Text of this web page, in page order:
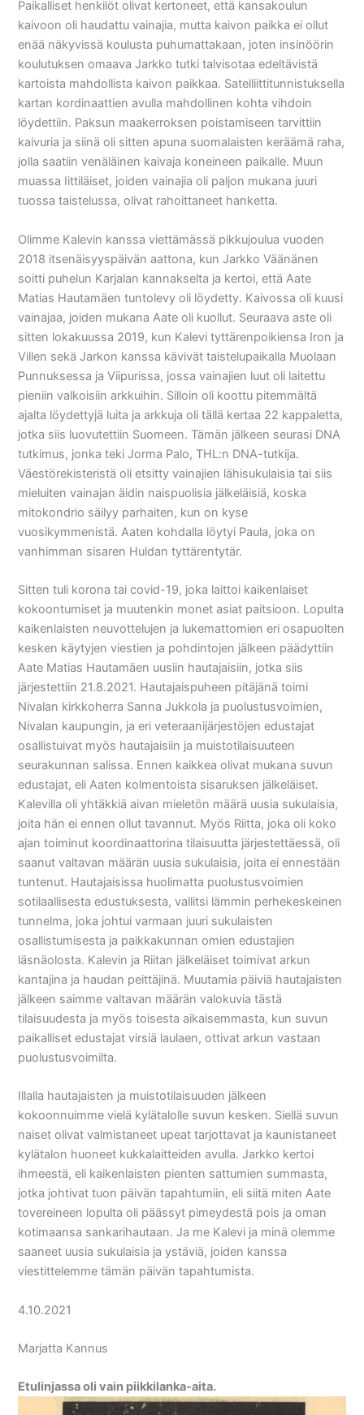
Paikalliset henkilöt olivat kertoneet, että kansakoulun
kaivoon oli haudattu vainajia, mutta kaivon paikka ei ollut
enää näkyvissä koulusta puhumattakaan, joten insinöörin
koulutuksen omaava Jarkko tutki talvisotaa edeltävistä
kartoista mahdollista kaivon paikkaa. Satelliittitunnistuksella
kartan kordinaattien avulla mahdollinen kohta vihdoin
löydettiin. Paksun maakerroksen poistamiseen tarvittiin
kaivuria ja siinä oli sitten apuna suomalaisten keräämä raha,
jolla saatiin venäläinen kaivaja koneineen paikalle. Muun
muassa Iittiläiset, joiden vainajia oli paljon mukana juuri
tuossa taistelussa, olivat rahoittaneet hanketta.
Olimme Kalevin kanssa viettämässä pikkujoulua vuoden
2018 itsenäisyyspäivän aattona, kun Jarkko Väänänen
soitti puhelun Karjalan kannakselta ja kertoi, että Aate
Matias Hautamäen tuntolevy oli löydetty. Kaivossa oli kuusi
vainajaa, joiden mukana Aate oli kuollut. Seuraava aste oli
sitten lokakuussa 2019, kun Kalevi tyttärenpoikiensa Iron ja
Villen sekä Jarkon kanssa kävivät taistelupaikalla Muolaan
Punnuksessa ja Viipurissa, jossa vainajien luut oli laitettu
pieniin valkoisiin arkkuihin. Silloin oli koottu pitemmältä
ajalta löydettyjä luita ja arkkuja oli tällä kertaa 22 kappaletta,
jotka siis luovutettiin Suomeen. Tämän jälkeen seurasi DNA
tutkimus, jonka teki Jorma Palo, THL:n DNA-tutkija.
Väestörekisteristä oli etsitty vainajien lähisukulaisia tai siis
mieluiten vainajan äidin naispuolisia jälkeläisiä, koska
mitokondrio säilyy parhaiten, kun on kyse
vuosikymmenistä. Aaten kohdalla löytyi Paula, joka on
vanhimman sisaren Huldan tyttärentytär.
Sitten tuli korona tai covid-19, joka laittoi kaikenlaiset
kokoontumiset ja muutenkin monet asiat paitsioon. Lopulta
kaikenlaisten neuvottelujen ja lukemattomien eri osapuolten
kesken käytyjen viestien ja pohdintojen jälkeen päädyttiin
Aate Matias Hautamäen uusiin hautajaisiin, jotka siis
järjestettiin 21.8.2021. Hautajaispuheen pitäjänä toimi
Nivalan kirkkoherra Sanna Jukkola ja puolustusvoimien,
Nivalan kaupungin, ja eri veteraanijärjestöjen edustajat
osallistuivat myös hautajaisiin ja muistotilaisuuteen
seurakunnan salissa. Ennen kaikkea olivat mukana suvun
edustajat, eli Aaten kolmentoista sisaruksen jälkeläiset.
Kalevilla oli yhtäkkiä aivan mieletön määrä uusia sukulaisia,
joita hän ei ennen ollut tavannut. Myös Riitta, joka oli koko
ajan toiminut koordinaattorina tilaisuutta järjestettäessä, oli
saanut valtavan määrän uusia sukulaisia, joita ei ennestään
tuntenut. Hautajaisissa huolimatta puolustusvoimien
sotilaallisesta edustuksesta, vallitsi lämmin perhekeskeinen
tunnelma, joka johtui varmaan juuri sukulaisten
osallistumisesta ja paikkakunnan omien edustajien
läsnäolosta. Kalevin ja Riitan jälkeläiset toimivat arkun
kantajina ja haudan peittäjinä. Muutamia päiviä hautajaisten
jälkeen saimme valtavan määrän valokuvia tästä
tilaisuudesta ja myös toisesta aikaisemmasta, kun suvun
paikalliset edustajat virsiä laulaen, ottivat arkun vastaan
puolustusvoimilta.
Illalla hautajaisten ja muistotilaisuuden jälkeen
kokoonnuimme vielä kylätalolle suvun kesken. Siellä suvun
naiset olivat valmistaneet upeat tarjottavat ja kaunistaneet
kylätalon huoneet kukkalaitteiden avulla. Jarkko kertoi
ihmeestä, eli kaikenlaisten pienten sattumien summasta,
jotka johtivat tuon päivän tapahtumiin, eli siitä miten Aate
tovereineen lopulta oli päässyt pimeydestä pois ja oman
kotimaansa sankarihautaan. Ja me Kalevi ja minä olemme
saaneet uusia sukulaisia ja ystäviä, joiden kanssa
viestittelemme tämän päivän tapahtumista.
4.10.2021
Marjatta Kannus
Etulinjassa oli vain piikkilanka-aita.